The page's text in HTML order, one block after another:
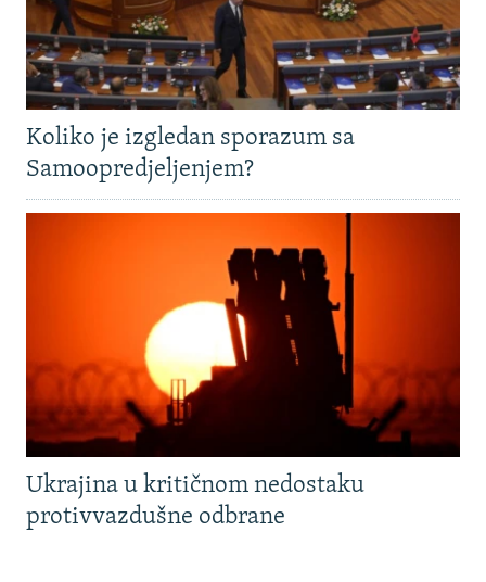
NASTANAK I RASPAD JUGOSLAVIJE
Koliko je izgledan sporazum sa
Samoopredjeljenjem?
Ukrajina u kritičnom nedostaku
protivvazdušne odbrane